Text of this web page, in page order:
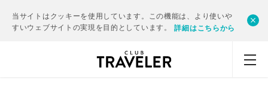
当サイトはクッキーを使用しています。この機能は、より使いや
すいウェブサイトの実現を目的としています。
詳細はこちらから